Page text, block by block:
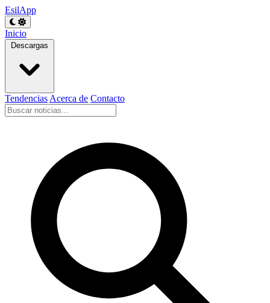
EsilApp
Inicio
Descargas
Tendencias Acerca de Contacto